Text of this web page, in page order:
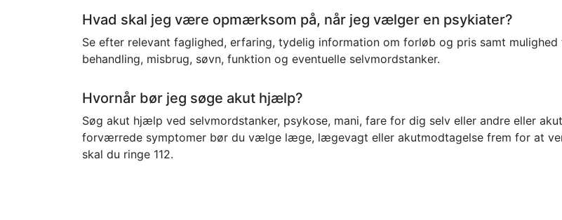
Hvad skal jeg være opmærksom på, når jeg vælger en psykiater?
Se efter relevant faglighed, erfaring, tydelig information om forløb og pris samt
behandling, misbrug, søvn, funktion og eventuelle selvmordstanker.
Hvornår bør jeg søge akut hjælp?
Søg akut hjælp ved selvmordstanker, psykose, mani, fare for dig selv eller andre eller
forværrede symptomer bør du vælge læge, lægevagt eller akutmodtagelse frem for at
skal du ringe 112.